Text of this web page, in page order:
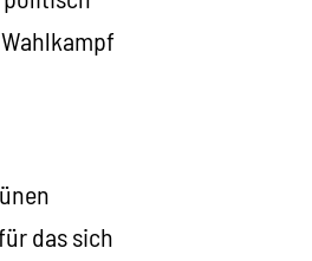
das sich